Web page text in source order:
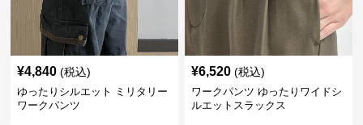
¥4,840 (税込)
ゆったりシルエット ミリタリー
ワークパンツ
¥6,520 (税込)
ワークパンツ ゆったりワイドシ
ルエットスラックス